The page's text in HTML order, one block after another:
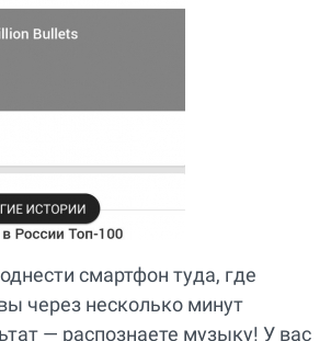
смартфон туда, где
через несколько минут
— распознаете музыку! У вас